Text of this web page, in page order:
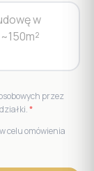
przez
*
celu omówienia